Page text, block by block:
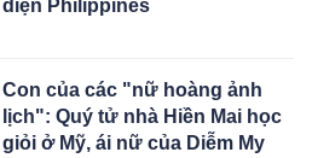
diện Philippines
Con của các "nữ hoàng ảnh
lịch": Quý tử nhà Hiền Mai học
giỏi ở Mỹ, ái nữ của Diễm My